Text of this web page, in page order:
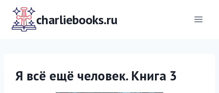
Перейти
содержимомуcharliebooks.ru
Я всё ещё человек. Книга 3